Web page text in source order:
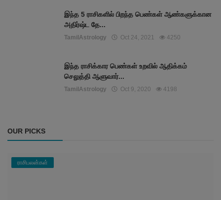
இந்த 5 ராசிகளில் பிறந்த பெண்கள் ஆண்களுக்கான
அதிர்ஷ்ட தே...
TamilAstrology Oct 24, 2021 4250
இந்த ராசிக்கார பெண்கள் உறவில் ஆதிக்கம்
செலுத்தி ஆளுவார்...
TamilAstrology Oct 9, 2020 4198
OUR PICKS
ராசிபலன்கள்